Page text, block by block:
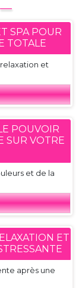
—
SPA POUR
TOTALE
et
POUVOIR
SUR VOTRE
et de la
ET
après une